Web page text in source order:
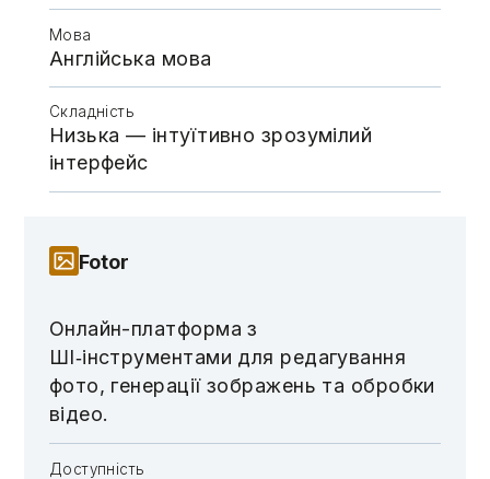
Мова
Англійська мова
Складність
Низька — інтуїтивно зрозумілий
інтерфейс
Fotor
Онлайн-платформа з
ШI‑інструментами для редагування
фото, генерації зображень та обробки
відео.
Доступність